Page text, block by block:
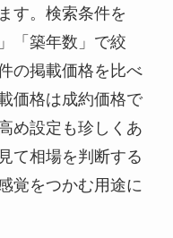
す。検索条件を
「築年数」で絞
の掲載価格を比べ
価格は成約価格で
め設定も珍しくあ
て相場を判断する
覚をつかむ用途に